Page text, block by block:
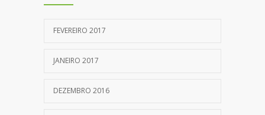
FEVEREIRO 2017
JANEIRO 2017
DEZEMBRO 2016